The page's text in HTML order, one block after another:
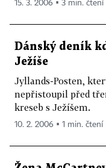
15. 3. 2006 ▪ 3 min. čtení
Dánský deník
Ježíše
Jyllands-Posten,
nepřistoupil před
kreseb s Ježíšem.
10. 2. 2006 ▪ 1 min. čtení